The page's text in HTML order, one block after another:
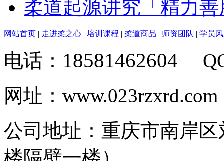
柔道起源讲究「精力
网站首页 走进柔之心 培训课程 柔道商品 师资团队 学员
电话： 18581462604
网址：www.023rzxrd.com
公司地址：重庆市南岸